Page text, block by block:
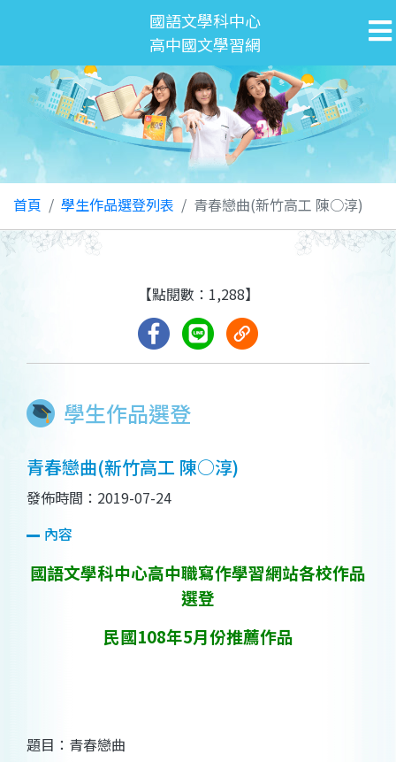
國語文學科中心
高中國文學習網
首頁 學生作品選登列表 青春戀曲(新竹高工 陳○淳)
學生作品選登
【點閱數：1,288】
青春戀曲(新竹高工 陳○淳)
發佈時間：2019-07-24
內容
國語文學科中心高中職寫作學習網站各校作品
選登
民國108年5月份推薦作品
題目：青春戀曲